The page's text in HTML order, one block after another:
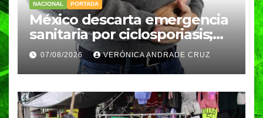
NACIONAL PORTADA
México descarta emergencia
sanitaria por ciclosporiasis;
reportan 33 casos en dos
meses
07/08/2026 VERÓNICA ANDRADE CRUZ